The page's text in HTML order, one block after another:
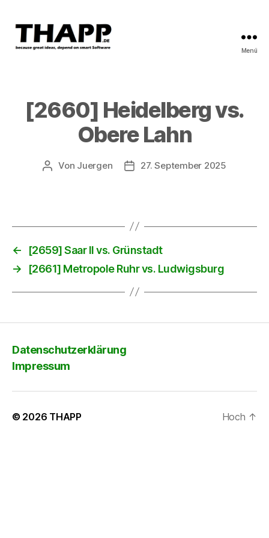
Menü
[2660] Heidelberg vs.
Obere Lahn
Beitragsautor
Von Juergen Beitragsdatum
27. September 2025
←
[2659] Saar II vs. Grünstadt
→
[2661] Metropole Ruhr vs. Ludwigsburg
Datenschutzerklärung
Impressum
© 2026 THAPP Hoch ↑